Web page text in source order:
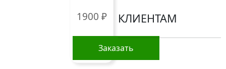
1900 ₽
Заказать
КЛИЕНТАМ
Политика